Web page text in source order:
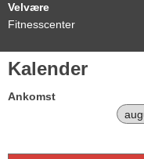
Velvære
Fitnesscenter
Kalender
Ankomst